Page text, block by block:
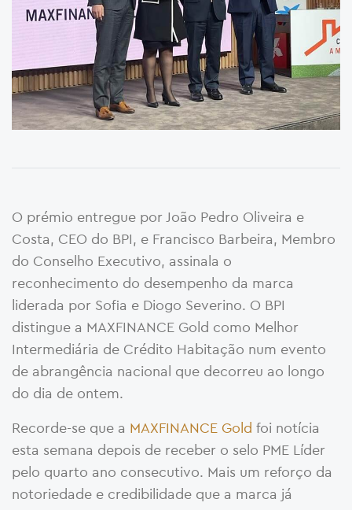
O prémio entregue por João Pedro Oliveira e
Costa, CEO do BPI, e Francisco Barbeira, Membro
do Conselho Executivo, assinala o
reconhecimento do desempenho da marca
liderada por Sofia e Diogo Severino. O BPI
distingue a MAXFINANCE Gold como Melhor
Intermediária de Crédito Habitação num evento
de abrangência nacional que decorreu ao longo
do dia de ontem.
Recorde-se que a MAXFINANCE Gold foi notícia
esta semana depois de receber o selo PME Líder
pelo quarto ano consecutivo. Mais um reforço da
notoriedade e credibilidade que a marca já